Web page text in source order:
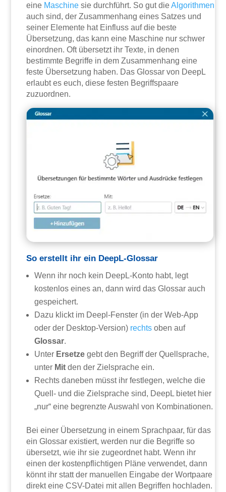
eine Maschine sie durchführt. So gut dieAlgorithmen
auch sind, der Zusammenhang eines Satzes und
seiner Elemente hat Einfluss auf die beste
Übersetzung, das kann eine Maschine nur schwer
einordnen. Oft übersetzt ihr Texte, in denen
bestimmte Begriffe in dem Zusammenhang eine
feste Übersetzung haben. Das Glossar von DeepL
erlaubt es euch, diese festen Begriffspaare
zuzuordnen.
So erstellt ihr ein DeepL-Glossar
Wenn ihr noch kein DeepL-Konto habt, legt
kostenlos eines an, dann wird das Glossar auch
gespeichert.
Dazu klickt im Deepl-Fenster (in der Web-App
oder der Desktop-Version) rechts oben auf
Glossar.
Unter Ersetze gebt den Begriff der Quellsprache,
unter Mit den der Zielsprache ein.
Rechts daneben müsst ihr festlegen, welche die
Quell- und die Zielsprache sind, DeepL bietet hier
„nur“ eine begrenzte Auswahl von Kombinationen.
Bei einer Übersetzung in einem Sprachpaar, für das
ein Glossar existiert, werden nur die Begriffe so
übersetzt, wie ihr sie zugeordnet habt. Wenn ihr
einen der kostenpflichtigen Pläne verwendet, dann
könnt ihr statt der manuellen Eingabe der Wortpaare
direkt eine CSV-Datei mit allen Begriffen hochladen.